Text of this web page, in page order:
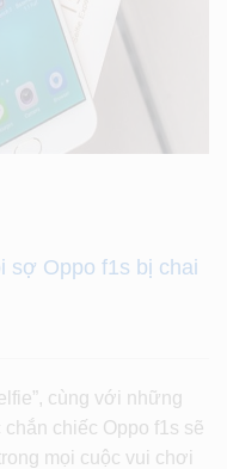
sợ Oppo f1s bị chai
cùng với những
chiếc Oppo f1s sẽ
mọi cuộc vui chơi